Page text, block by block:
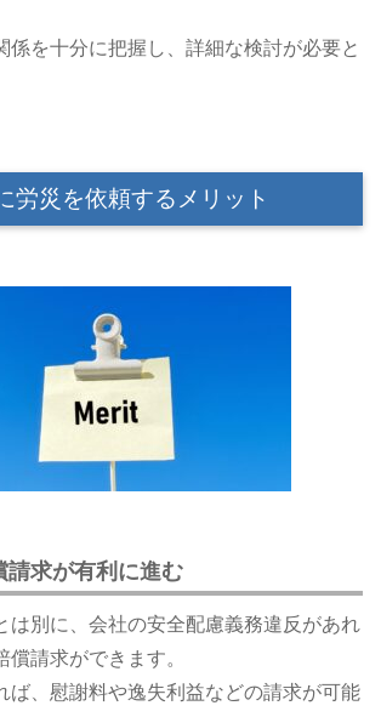
係を十分に把握し、詳細な検討が必要と
労災を依頼するメリット
請求が有利に進む
は別に、会社の安全配慮義務違反があれ
償請求ができます。
ば、慰謝料や逸失利益などの請求が可能